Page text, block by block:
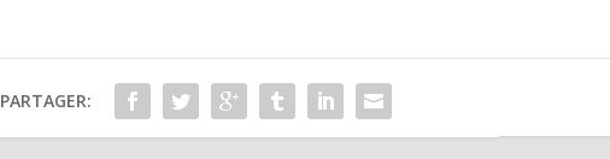
PARTAGER: